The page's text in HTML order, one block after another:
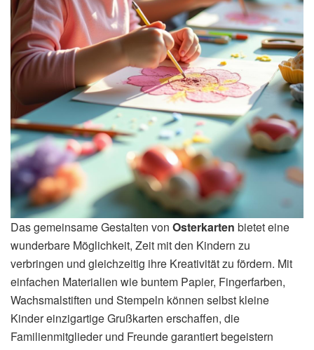
Das gemeinsame Gestalten von Osterkarten bietet eine
wunderbare Möglichkeit, Zeit mit den Kindern zu
verbringen und gleichzeitig ihre Kreativität zu fördern. Mit
einfachen Materialien wie buntem Papier, Fingerfarben,
Wachsmalstiften und Stempeln können selbst kleine
Kinder einzigartige Grußkarten erschaffen, die
Familienmitglieder und Freunde garantiert begeistern